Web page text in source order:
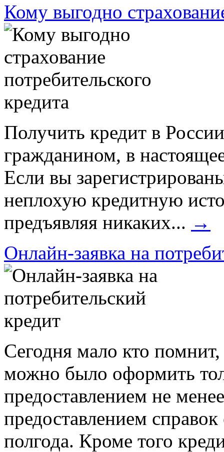
Кому выгодно
Получить кредит в
гражданином, в
Если вы
неплохую кредитную
предъявляя никаких... →
Онлайн-заявка на
Сегодня мало кто помнит,
можно было оформить
предоставлением не
предоставлением
полгода. Кроме того